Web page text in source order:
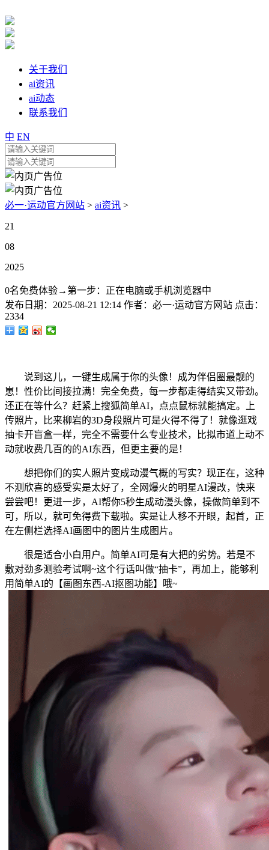
关于我们
ai资讯
ai动态
联系我们
中 EN
必一·运动官方网站 > ai资讯 >
21
08
2025
0名免费体验→第一步：正在电脑或手机浏览器中
发布日期： 2025-08-21 12:14 作者： 必一·运动官方网站 点击：
2334
说到这儿，一键生成属于你的头像！成为伴侣圈最靓的
崽！性价比间接拉满！完全免费，每一步都走得结实又带劲。
还正在等什么？赶紧上搜狐简单AI，点点鼠标就能搞定。上
传照片，比来柳岩的3D身段照片可是火得不得了！就像逛戏
抽卡开盲盒一样，完全不需要什么专业技术，比拟市道上动不
动就收费几百的的AI东西，但更主要的是！
想把你们的实人照片变成动漫气概的写实？现正在，这种
不测欣喜的感受实是太好了，全网爆火的明星AI漫改，快来
尝尝吧！更进一步，AI帮你5秒生成动漫头像，操做简单到不
可，所以，就可免得费下载啦。实是让人移不开眼，起首，正
在左侧栏选择AI画图中的图片生成图片。
很是适合小白用户。简单AI可是有大把的劣势。若是不
敷对劲多测验考试啊~这个行话叫做“抽卡”，再加上，能够利
用简单AI的【画图东西-AI抠图功能】哦~